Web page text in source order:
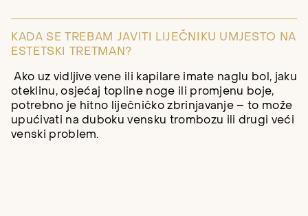
KADA SE TREBAM JAVITI LIJEČNIKU UMJESTO NA
ESTETSKI TRETMAN?
Ako uz vidljive vene ili kapilare imate naglu bol, jaku
oteklinu, osjećaj topline noge ili promjenu boje,
potrebno je hitno liječničko zbrinjavanje – to može
upućivati na duboku vensku trombozu ili drugi veći
venski problem.